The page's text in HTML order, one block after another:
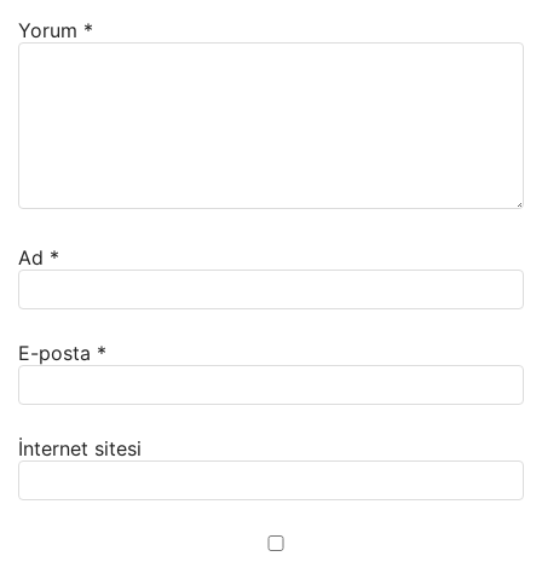
Yorum *
Ad *
E-posta *
İnternet sitesi